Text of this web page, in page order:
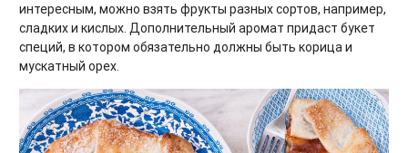
интересным, можно взять фрукты разных сортов, например,
сладких и кислых. Дополнительный аромат придаст букет
специй, в котором обязательно должны быть корица и
мускатный орех.